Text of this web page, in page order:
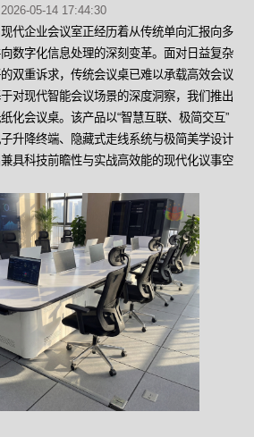
2026-05-14 17:44:30
代企业会议室正经历着从传统单向汇报向多
数字化信息处理的深刻变革。面对日益复杂
双重诉求，传统会议桌已难以承载高效会议
对现代智能会议场景的深度洞察，我们推出
化会议桌。该产品以“智慧互联、极简交互”
升降终端、隐藏式走线系统与极简美学设计
具科技前瞻性与实战高效能的现代化议事空